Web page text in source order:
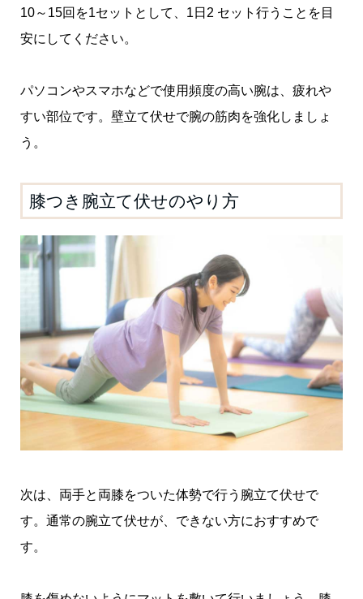
10～15回を1セットとして、1日2 セット行うことを目
安にしてください。
パソコンやスマホなどで使用頻度の高い腕は、疲れや
すい部位です。壁立て伏せで腕の筋肉を強化しましょ
う。
膝つき腕立て伏せのやり方
次は、両手と両膝をついた体勢で行う腕立て伏せで
す。通常の腕立て伏せが、できない方におすすめで
す。